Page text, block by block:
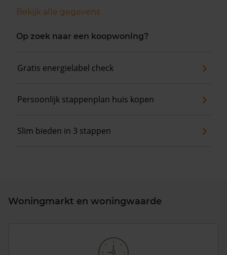
Bekijk alle gegevens
Op zoek naar een koopwoning?
Gratis energielabel check
Persoonlijk stappenplan huis kopen
Slim bieden in 3 stappen
Woningmarkt en woningwaarde